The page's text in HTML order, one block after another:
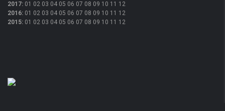
2017: 01 02 03 04 05 06 07 08 09 10 11 12
2016: 01 02 03 04 05 06 07 08 09 10 11 12
2015: 01 02 03 04 05 06 07 08 09 10 11 12